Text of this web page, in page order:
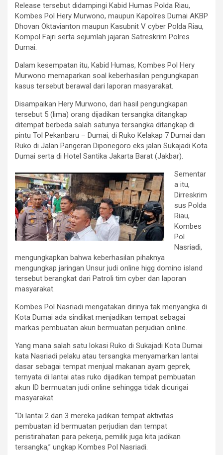
Release tersebut didampingi Kabid Humas Polda Riau,
Kombes Pol Hery Murwono, maupun Kapolres Dumai AKBP
Dhovan Oktavianton maupun Kasubnit V cyber Polda Riau,
Kompol Fajri serta sejumlah jajaran Satreskrim Polres
Dumai.
Dalam kesempatan itu, Kabid Humas, Kombes Pol Hery
Murwono memaparkan soal keberhasilan pengungkapan
kasus tersebut berawal dari laporan masyarakat.
Disampaikan Hery Murwono, dari hasil pengungkapan
tersebut 5 (lima) orang dijadikan tersangka ditangkap
ditempat berbeda salah satunya tersangka ditangkap di
pintu Tol Pekanbaru – Dumai, di Ruko Kelakap 7 Dumai dan
Ruko di Jalan Pangeran Diponegoro eks jalan Sukajadi Kota
Dumai serta di Hotel Santika Jakarta Barat (Jakbar).
Sementar
a itu,
Dirreskrim
sus Polda
Riau,
Kombes
Pol
Nasriadi,
mengungkapkan bahwa keberhasilan pihaknya
mengungkap jaringan Unsur judi online higg domino island
tersebut berangkat dari Patroli tim cyber dan laporan
masyarakat.
Kombes Pol Nasriadi mengatakan dirinya tak menyangka di
Kota Dumai ada sindikat menjadikan tempat sebagai
markas pembuatan akun bermuatan perjudian online.
Yang mana salah satu lokasi Ruko di Sukajadi Kota Dumai
kata Nasriadi pelaku atau tersangka menyamarkan lantai
dasar sebagai tempat menjual makanan ayam geprek,
ternyata di lantai atas ruko dijadikan tempat pembuatan
akun ID bermuatan judi online sehingga tidak dicurigai
masyarakat.
“Di lantai 2 dan 3 mereka jadikan tempat aktivitas
pembuatan id bermuatan perjudian dan tempat
peristirahatan para pekerja, pemilik juga kita jadikan
tersangka,” ungkap Kombes Pol Nasriadi.